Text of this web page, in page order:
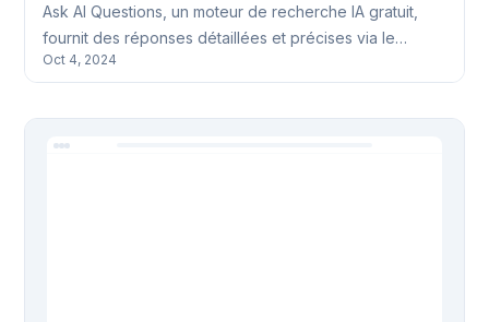
Ask AI Questions, un moteur de recherche IA gratuit,
fournit des réponses détaillées et précises via le
langage naturel. Il se présente comme une alternative à
Les questions Ask AI sont traitées avec un modèle
performant.
Oct 4, 2024